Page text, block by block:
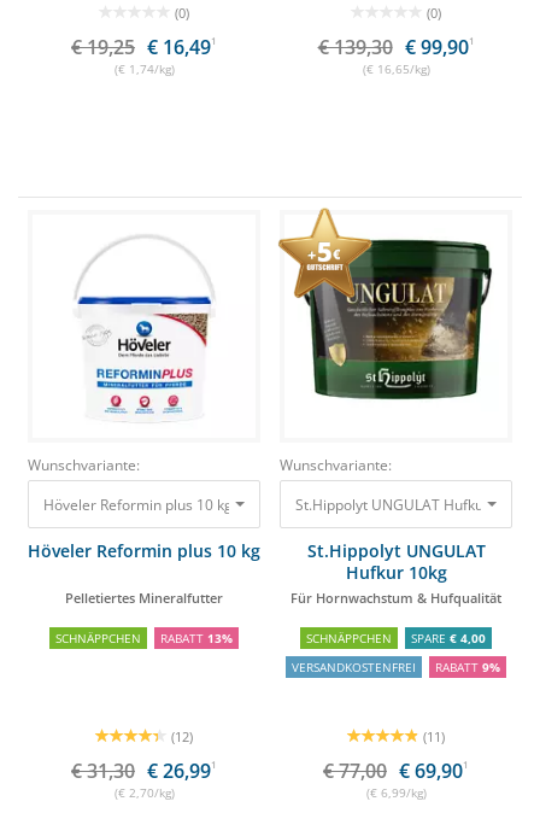
(0)
€ 19,25 € 16,491
(€ 1,74/kg)
(0)
€ 139,30 € 99,901
(€ 16,65/kg)
Wunschvariante:
Höveler Reformin plus 10 kg Pelletiertes Mineralfutter31,30 €26,99 €
Höveler Reformin plus 10 kg
Pelletiertes Mineralfutter
SCHNÄPPCHEN RABATT 13%
(12)
€ 31,30 € 26,991
(€ 2,70/kg)
Wunschvariante:
St.Hippolyt UNGULAT Hufkur 10kg
St.Hippolyt UNGULAT
Hufkur 10kg
Für Hornwachstum & Hufqualität
SCHNÄPPCHEN SPARE € 4,00
VERSANDKOSTENFREI
RABATT 9%
(11)
€ 77,00 € 69,901
(€ 6,99/kg)